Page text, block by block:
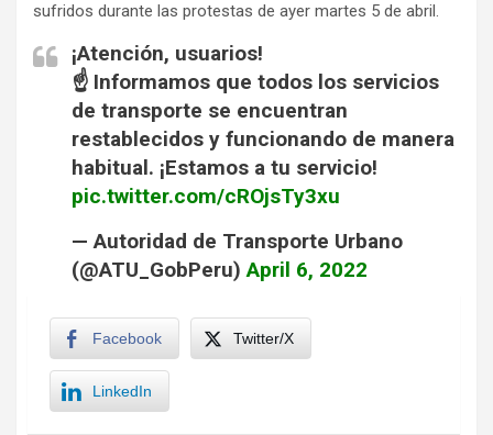
sufridos durante las protestas de ayer martes 5 de abril.
¡Atención, usuarios!
☝️ Informamos que todos los servicios
de transporte se encuentran
restablecidos y funcionando de manera
habitual. ¡Estamos a tu servicio!
pic.twitter.com/cROjsTy3xu
— Autoridad de Transporte Urbano
(@ATU_GobPeru)April 6, 2022
Facebook Twitter/X
LinkedIn